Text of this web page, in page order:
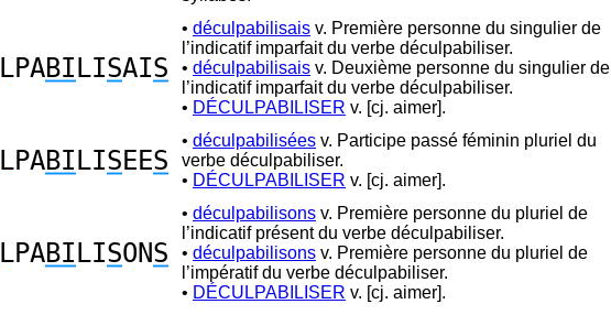
LPABI LISAIS
• déculpabilisais v. Première personne du singulier de
l’indicatif imparfait du verbe déculpabiliser.
• déculpabilisais v. Deuxième personne du singulier de
l’indicatif imparfait du verbe déculpabiliser.
• DÉCULPABILISER v. [cj. aimer].
LPABI LISEES
• déculpabilisées v. Participe passé féminin pluriel du
verbe déculpabiliser.
• DÉCULPABILISER v. [cj. aimer].
LPABI LISONS
• déculpabilisons v. Première personne du pluriel de
l’indicatif présent du verbe déculpabiliser.
• déculpabilisons v. Première personne du pluriel de
l’impératif du verbe déculpabiliser.
• DÉCULPABILISER v. [cj. aimer].